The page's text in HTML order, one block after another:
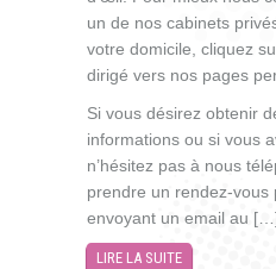
un de nos cabinets
votre domicile, cliquez
dirigé vers nos pages
Si vous désirez obtenir
informations ou si vous
n’hésitez pas à nous
prendre un rendez-vous
envoyant un email au
LIRE LA SUITE